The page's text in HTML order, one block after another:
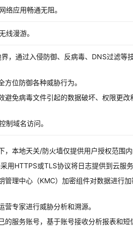
络应用畅通无阻。
线漫游。
，通过入侵防御、反病毒、DNS过滤等
位防御各种威胁行为。
避免病毒文件引起的数据破坏、权限更改
制域名访问。
，本地天关/防火墙仅提供用户授权范围内
用HTTPS或TLS协议将日志提供到云服务
管理中心（KMC）加密组件对数据进行
专家进行威胁分析和溯源。
的服务账号，基于账号接收分析报表和短